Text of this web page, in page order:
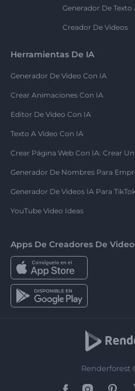
Generador De
Creador De Videos
Herramientas De IA
Generador De Video Con IA
Crear Animaciones Con IA
Editor De Video Con IA
Texto A Video Con IA
Crear Página Web Con IA: Crear
Generador De Nombres Para
Generador De Videos IA Para TikTok
YouTube Video Ideas
Apps De Creadores De
Renderforest